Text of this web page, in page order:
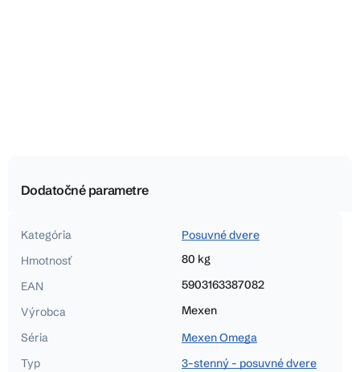
Dodatočné parametre
Kategória
Posuvné dvere
Hmotnosť
80 kg
EAN
5903163387082
Výrobca
Mexen
Séria
Mexen Omega
Typ
3-stenný - posuvné dvere